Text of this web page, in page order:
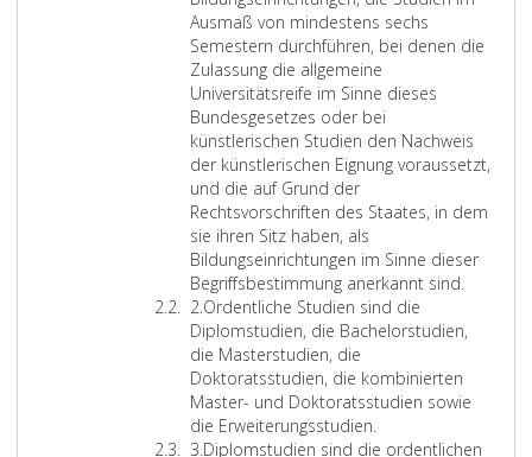
l
.
N
r
.
L
3
5
4
v
o
m
2
8
.
1
2
.
2
w
.
M
s
e
r
t
d
u
m
i
n
e
t
f
o
g
i
n
e
V
e
n
g
s
i
n
d
–
m
i
t
A
u
s
n
a
h
m
e
v
g
m
a
r
g
a
p
9
A
u
m
s
e
l
i
h
n
w
e
r
e
n
e
M
e
r
t
d
i
m
v
e
3
2
,
B
u
n
d
e
s
g
e
s
e
t
z
b
a
f
e
r
e
i
n
s
Ausmaß von mindestens sechs
Semestern durchführen, bei denen die
Zulassung die allgemeine
Universitätsreife im Sinne dieses
Bundesgesetzes oder bei
künstlerischen Studien den Nachweis
der künstlerischen Eignung voraussetzt,
und die auf Grund der
Rechtsvorschriften des Staates, in dem
sie ihren Sitz haben, als
Bildungseinrichtungen im Sinne dieser
Begriffsbestimmung anerkannt sind.
2.Z
i
f
f
e
r
2
Ordentliche Studien sind die
Diplomstudien, die Bachelorstudien,
die Masterstudien, die
Doktoratsstudien, die kombinierten
Master- und Doktoratsstudien sowie
die Erweiterungsstudien.
3.Z
Diplomstudien sind die ordentlichen